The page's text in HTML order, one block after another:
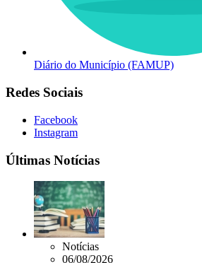
Diário do Município (FAMUP)
Redes Sociais
Facebook
Instagram
Últimas Notícias
Notícias
06/08/2026